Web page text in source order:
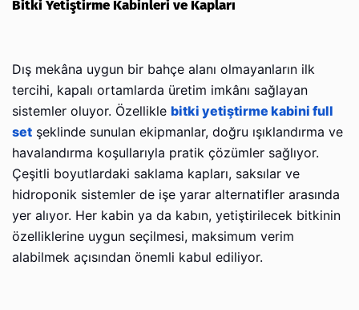
Bitki Yetiştirme Kabinleri ve Kapları
Dış mekâna uygun bir bahçe alanı olmayanların ilk
tercihi, kapalı ortamlarda üretim imkânı sağlayan
sistemler oluyor. Özellikle bitki yetiştirme kabini full
set şeklinde sunulan ekipmanlar, doğru ışıklandırma ve
havalandırma koşullarıyla pratik çözümler sağlıyor.
Çeşitli boyutlardaki saklama kapları, saksılar ve
hidroponik sistemler de işe yarar alternatifler arasında
yer alıyor. Her kabin ya da kabın, yetiştirilecek bitkinin
özelliklerine uygun seçilmesi, maksimum verim
alabilmek açısından önemli kabul ediliyor.